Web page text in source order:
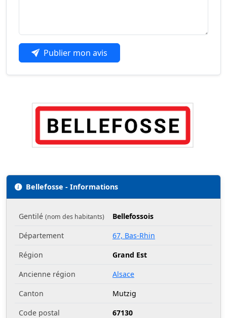
Publier mon avis
Bellefosse - Informations
Gentilé (nom des habitants)
Bellefossois
Département
67, Bas-Rhin
Région
Grand Est
Ancienne région
Alsace
Canton
Mutzig
Code postal
67130